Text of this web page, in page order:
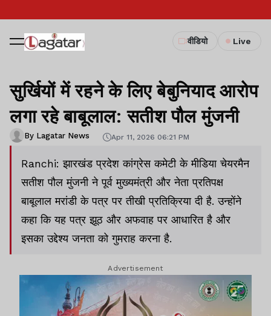
वीडियो Live
सुर्खियों में रहने के लिए बेबुनियाद आरोप
लगा रहे बाबूलाल: सतीश पौल मुंजनी
By Lagatar News Apr 11, 2026 06:21 PM
Ranchi: झारखंड प्रदेश कांग्रेस कमेटी के मीडिया चेयरमैन
सतीश पौल मुंजनी ने पूर्व मुख्यमंत्री और नेता प्रतिपक्ष
बाबूलाल मरांडी के पत्र पर तीखी प्रतिक्रिया दी है. उन्होंने
कहा कि यह पत्र झूठ और अफवाह पर आधारित है और
इसका उद्देश्य जनता को गुमराह करना है.
Advertisement